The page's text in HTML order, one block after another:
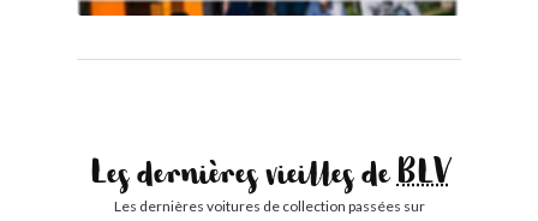
Les dernières vieilles deBLV
Les dernières voitures de collection passées sur